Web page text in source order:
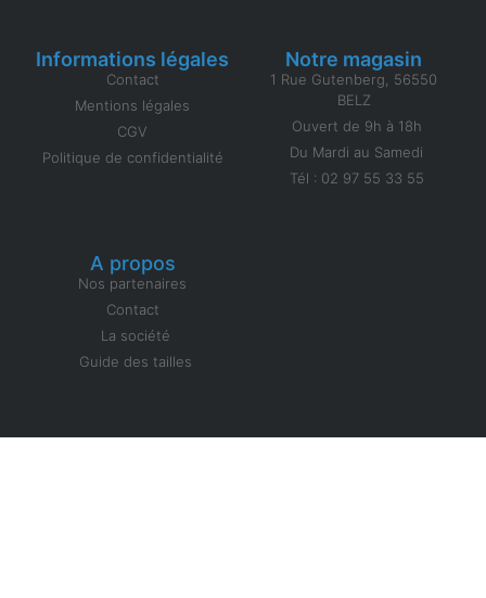
Informations légales
Contact
Mentions légales
CGV
Politique de confidentialité
Notre magasin
1 Rue Gutenberg, 56550
BELZ
Ouvert de 9h à 18h
Du Mardi au Samedi
Tél : 02 97 55 33 55
A propos
Nos partenaires
Contact
La société
Guide des tailles